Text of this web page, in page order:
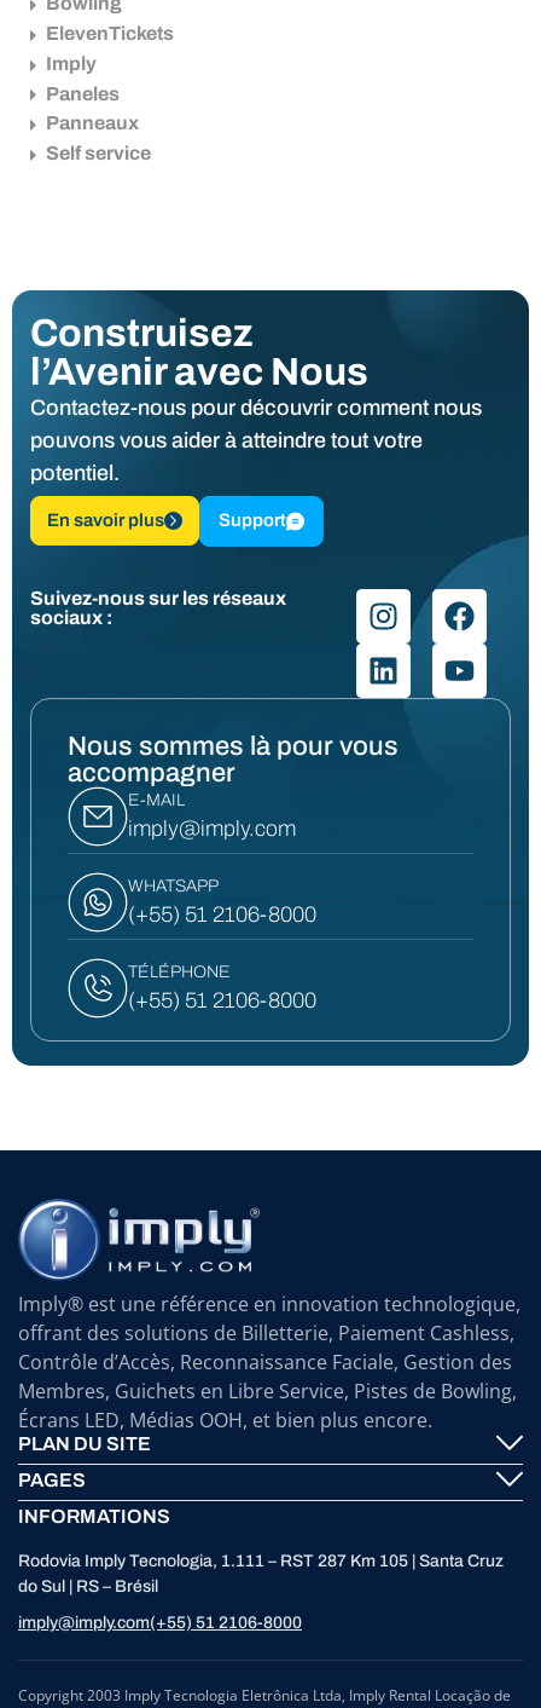
ElevenTickets
Imply
Paneles
Panneaux
Self service
Construisez
l’Avenir avec Nous
Contactez-nous pour découvrir comment nous
pouvons vous aider à atteindre tout votre
potentiel.
En savoir plus Support
Suivez-nous sur les réseaux
sociaux :
Nous sommes là pour vous
accompagner
E-MAIL
imply@imply.com
WHATSAPP
(+55) 51 2106-8000
TÉLÉPHONE
(+55) 51 2106-8000
Imply® est une référence en innovation technologique,
offrant des solutions de Billetterie, Paiement Cashless,
Contrôle d’Accès, Reconnaissance Faciale, Gestion des
Membres, Guichets en Libre Service, Pistes de Bowling,
Écrans LED, Médias OOH, et bien plus encore.
PLAN DU SITE
Imply® Technologie
Self Service ATMS
Bowling
PAGES
Contactez-nous
Assistance
Traitement des Données Personnelles (RGPD)
INFORMATIONS
Rodovia Imply Tecnologia, 1.111 – RST 287 Km 105 | Santa Cruz
do Sul | RS – Brésil
imply@imply.com(+55) 51 2106-8000
Copyright 2003 Imply Tecnologia Eletrônica Ltda, Imply Rental Locação de